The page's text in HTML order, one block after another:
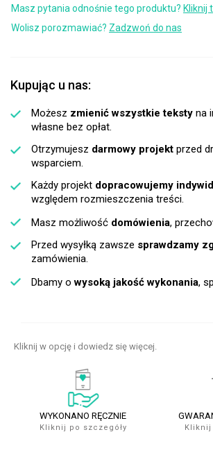
Masz pytania odnośnie tego produktu? Kliknij
Wolisz porozmawiać? Zadzwoń do nas
Kupując u nas:
Możesz zmienić wszystkie teksty na
własne bez opłat.
Otrzymujesz darmowy projekt przed
wsparciem.
Każdy projekt dopracowujemy
względem rozmieszczenia treści.
Masz możliwość domówienia,
Przed wysyłką zawsze sprawdzamy
zamówienia.
Dbamy owysoką jakość wykonania,
Kliknij w opcję i dowiedz się więcej.
WYKONANO RĘCZNIE
Kliknij po szczegóły Kliknij